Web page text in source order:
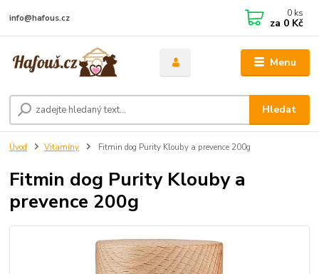
Menu
Hledat
info@hafous.cz 0 ks
za 0 Kč
Úvod Vitamíny Fitmin dog Purity Klouby a prevence 200g
Fitmin dog Purity Klouby a
prevence 200g